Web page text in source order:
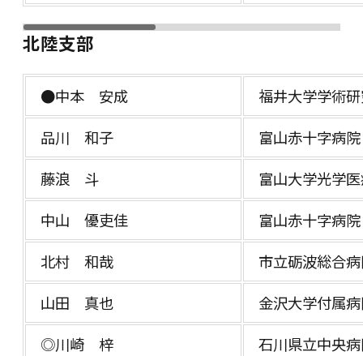
北陸支部
●中本 安成
福井大学学術
品川 和子
富山赤十字病
藤浪 斗
富山大学光学
中山 優吏佳
富山赤十字病
北村 和哉
市立砺波総合
山田 真也
金沢大学付属
◎川崎 梓
石川県立中央